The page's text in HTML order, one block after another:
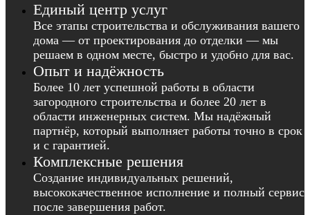
Единый центр услуг
Все этапы строительства и обслуживания вашего
дома — от проектирования до отделки — мы
решаем в одном месте, быстро и удобно для вас.
Опыт и надёжность
Более 10 лет успешной работы в области
загородного строительства и более 20 лет в
области инженерных систем. Мы надёжный
партнёр, который выполняет работы точно в срок
и с гарантией.
Комплексные решения
Создание индивидуальных решений,
высококачественное исполнение и полный сервис
после завершения работ.